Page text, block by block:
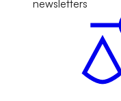
newsletters